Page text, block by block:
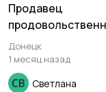
Продавец
товаров.
Донецк
1 месяц назад
Светлана